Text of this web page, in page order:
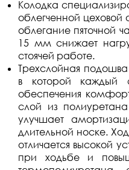
Колодка
облегченной цеховой
облегание пяточной
15 мм снижает
стоячей работе.
Трехслойная
в которой каждый
обеспечения
слой из
улучшает
длительной носке.
отличается высокой
при ходьбе и